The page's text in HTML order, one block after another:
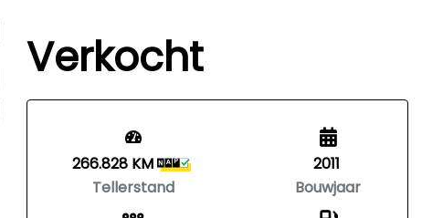
Verkocht
266.828 KM
Tellerstand
2011
Bouwjaar